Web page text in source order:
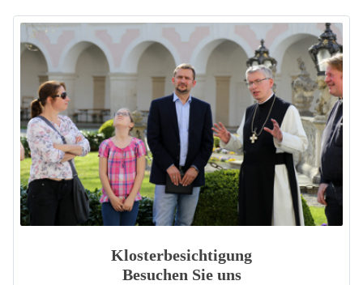
Klosterbesichtigung
Besuchen Sie uns